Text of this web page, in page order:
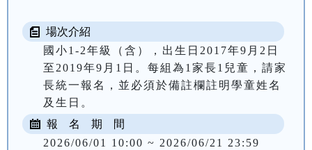
場次介紹
國小1-2年級（含），出生日2017年9月2日
至2019年9月1日。每組為1家長1兒童，請家
長統一報名，並必須於備註欄註明學童姓名
及生日。
報 名 期 間
2026/06/01 10:00 ~ 2026/06/21 23:59